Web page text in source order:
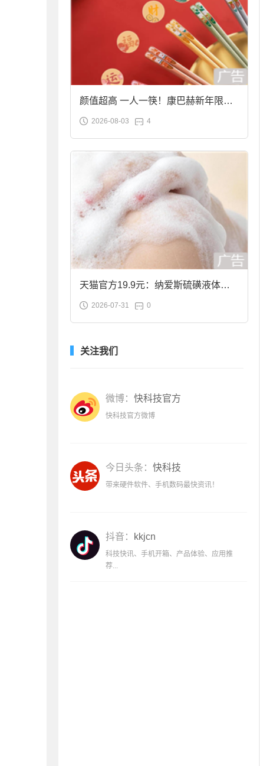
颜值超高 一人一筷！康巴赫新年限定
合金筷子大促：19.9元
2026-08-03 4
天猫官方19.9元：纳爱斯硫磺液体香
皂2斤大促
2026-07-31 0
关注我们
微博： 快科技官方
快科技官方微博
今日头条： 快科技
带来硬件软件、手机数码最快资讯！
抖音： kkjcn
科技快讯、手机开箱、产品体验、应用推
荐...